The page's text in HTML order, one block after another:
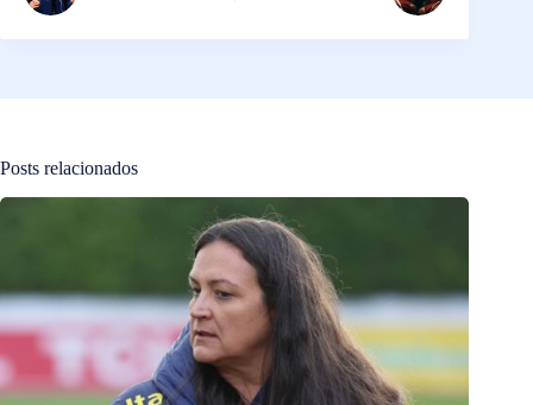
Posts relacionados